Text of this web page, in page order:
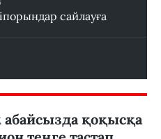
сайлауға
қоқысқа